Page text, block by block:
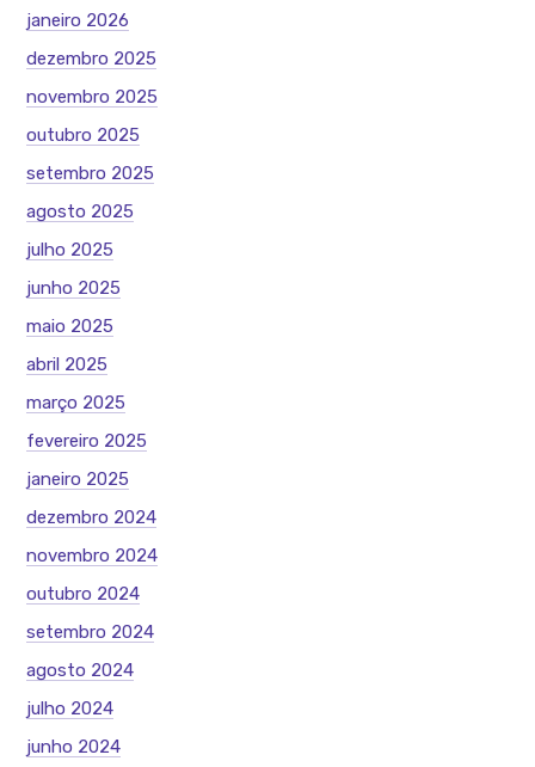
janeiro 2026
dezembro 2025
novembro 2025
outubro 2025
setembro 2025
agosto 2025
julho 2025
junho 2025
maio 2025
abril 2025
março 2025
fevereiro 2025
janeiro 2025
dezembro 2024
novembro 2024
outubro 2024
setembro 2024
agosto 2024
julho 2024
junho 2024